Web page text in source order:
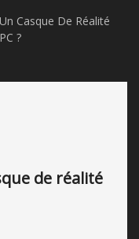
Casque De Réalité
?
de réalité